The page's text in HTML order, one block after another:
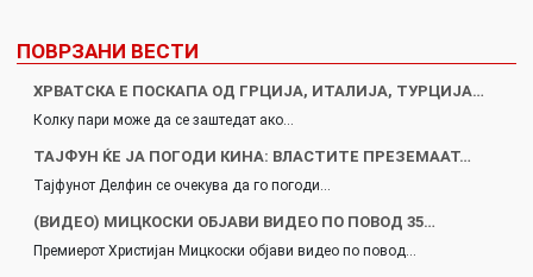
ПОВРЗАНИ ВЕСТИ
ХРВАТСКА Е ПОСКАПА ОД ГРЦИЈА, ИТАЛИЈА, ТУРЦИЈА…
Колку пари може да се заштедат ако…
ТАЈФУН ЌЕ ЈА ПОГОДИ КИНА: ВЛАСТИТЕ ПРЕЗЕМААТ…
Тајфунот Делфин се очекува да го погоди…
(ВИДЕО) МИЦКОСКИ ОБЈАВИ ВИДЕО ПО ПОВОД 35…
Премиерот Христијан Мицкоски објави видео по повод…